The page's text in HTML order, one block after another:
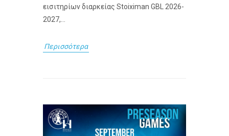
εισιτηρίων διαρκείας Stoiximan GBL 2026-
2027,...
Περισσότερα